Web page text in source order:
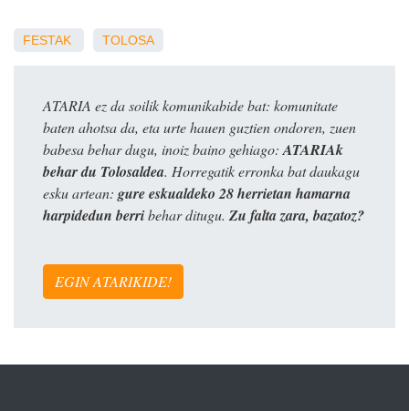
FESTAK TOLOSA
ATARIA ez da soilik komunikabide bat: komunitate
baten ahotsa da, eta urte hauen guztien ondoren, zuen
babesa behar dugu, inoiz baino gehiago:ATARIAk
behar du Tolosaldea. Horregatik erronka bat daukagu
esku artean: gure eskualdeko 28 herrietan hamarna
harpidedun berribehar ditugu. Zu falta zara, bazatoz?
EGIN ATARIKIDE!